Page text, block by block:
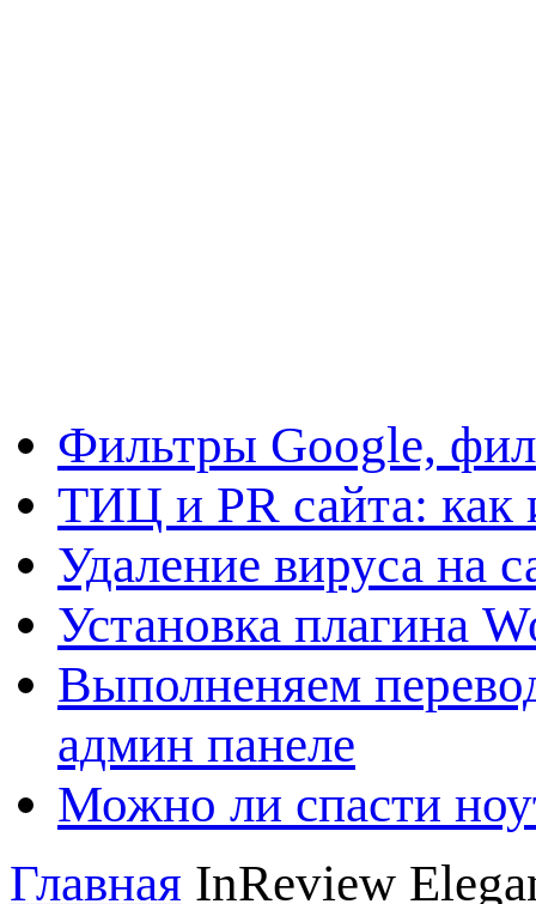
Фильтры Google,
ТИЦ и PR сайта: как
Удаление вируса на
Установка плагина
Выполненяем
админ панеле
Можно ли спасти
Главная InReview